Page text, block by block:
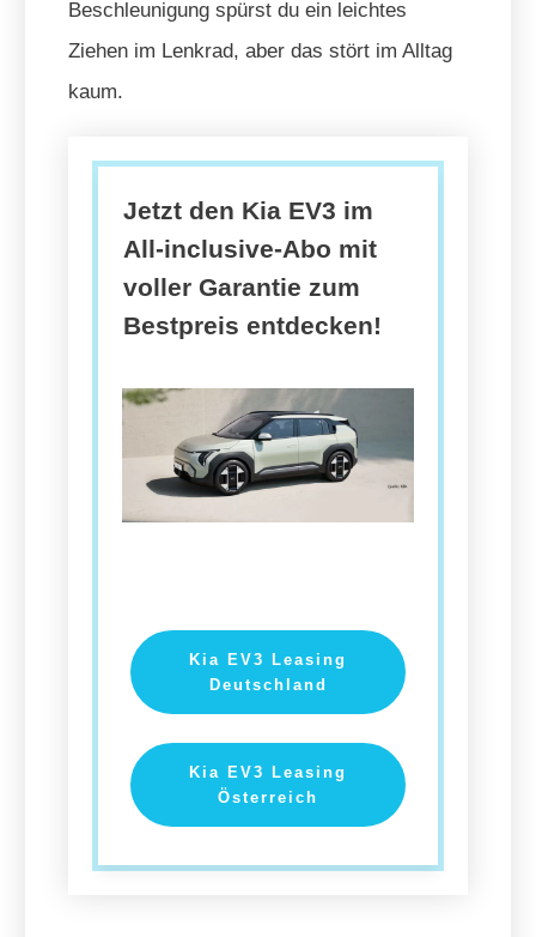
Beschleunigung spürst du ein leichtes
Ziehen im Lenkrad, aber das stört im Alltag
kaum.
Jetzt den Kia EV3 im
All-inclusive-Abo mit
voller Garantie zum
Bestpreis entdecken!
Kia EV3 Leasing
Deutschland
Kia EV3 Leasing
Österreich